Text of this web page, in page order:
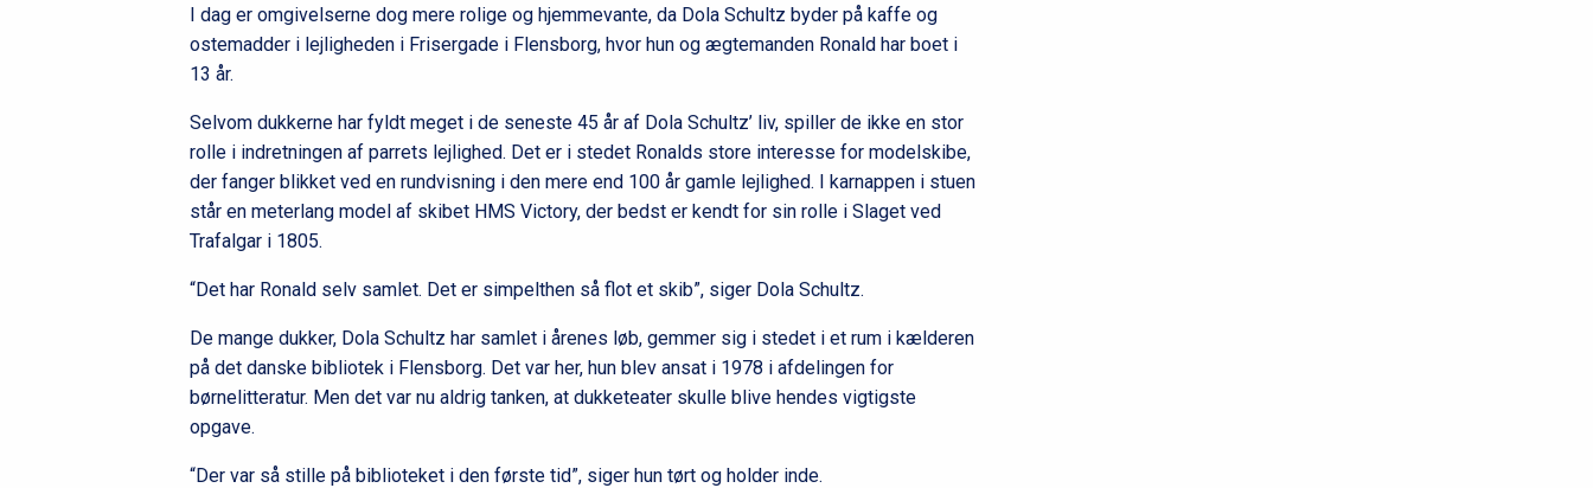
I dag er omgivelserne dog mere rolige og hjemmevante, da Dola Schultz byder på kaffe og
ostemadder i lejligheden i Frisergade i Flensborg, hvor hun og ægtemanden Ronald har boet i
13 år.
Selvom dukkerne har fyldt meget i de seneste 45 år af Dola Schultz’ liv, spiller de ikke en stor
rolle i indretningen af parrets lejlighed. Det er i stedet Ronalds store interesse for modelskibe,
der fanger blikket ved en rundvisning i den mere end 100 år gamle lejlighed. I karnappen i stuen
står en meterlang model af skibet HMS Victory, der bedst er kendt for sin rolle i Slaget ved
Trafalgar i 1805.
“Det har Ronald selv samlet. Det er simpelthen så flot et skib”, siger Dola Schultz.
De mange dukker, Dola Schultz har samlet i årenes løb, gemmer sig i stedet i et rum i kælderen
på det danske bibliotek i Flensborg. Det var her, hun blev ansat i 1978 i afdelingen for
børnelitteratur. Men det var nu aldrig tanken, at dukketeater skulle blive hendes vigtigste
opgave.
“Der var så stille på biblioteket i den første tid”, siger hun tørt og holder inde.